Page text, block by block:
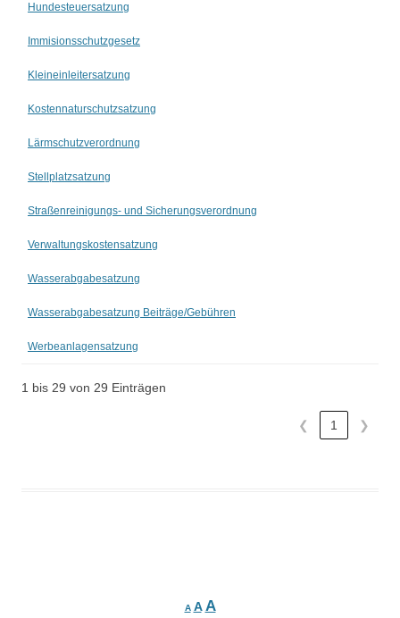
Hundesteuersatzung
Immisionsschutzgesetz
Kleineinleitersatzung
Kostennaturschutzsatzung
Lärmschutzverordnung
Stellplatzsatzung
Straßenreinigungs- und Sicherungsverordnung
Verwaltungskostensatzung
Wasserabgabesatzung
Wasserabgabesatzung Beiträge/Gebühren
Werbeanlagensatzung
1 bis 29 von 29 Einträgen
❮ 1 ❯
A A A